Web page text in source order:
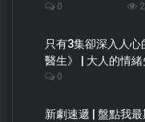
0
只有3集卻深入人
醫生》 | 大人的情
0
新劇速遞 | 盤點我